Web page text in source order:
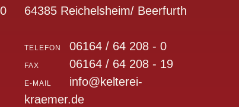
64385 Reichelsheim/ Beerfurth
TELEFON 06164 / 64 208 - 0
FAX 06164 / 64 208 - 19
E-MAIL
info@kelterei-
kraemer.de